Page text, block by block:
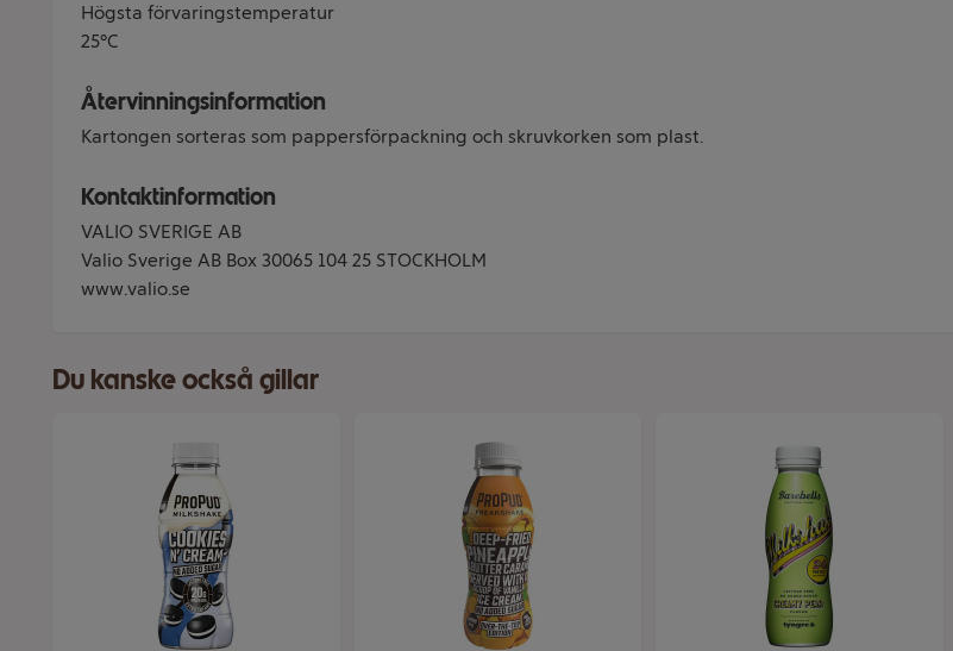
Högsta förvaringstemperatur
25°C
Återvinningsinformation
Kartongen sorteras som pappersförpackning och skruvkorken som plast.
Kontaktinformation
VALIO SVERIGE AB
Valio Sverige AB Box 30065 104 25 STOCKHOLM
www.valio.se
Du kanske också gillar